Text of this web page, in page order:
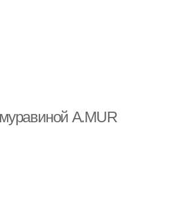
A.MUR